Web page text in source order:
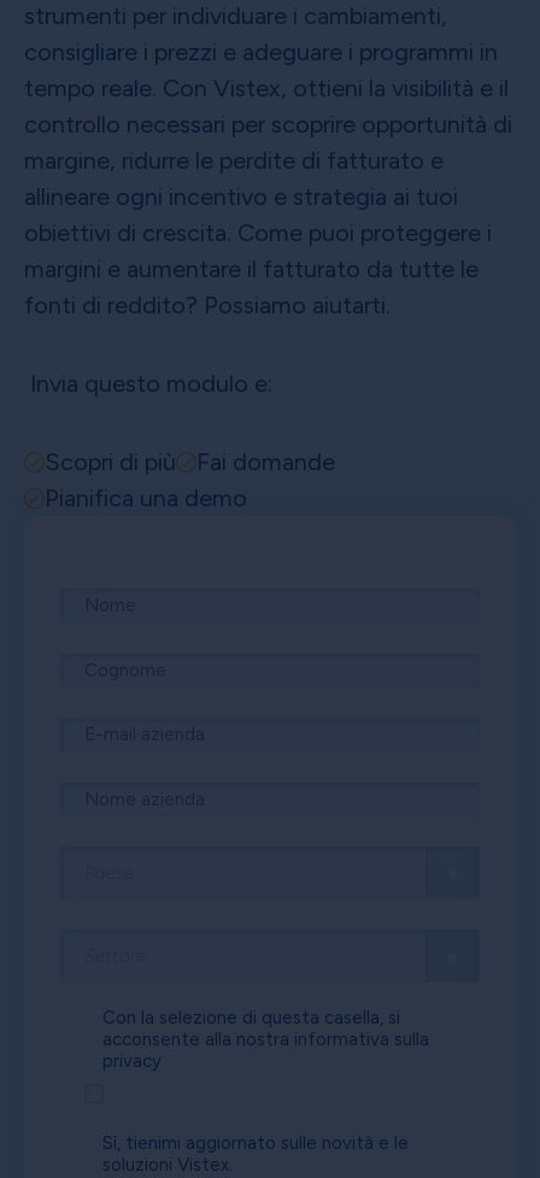
strumenti per individuare i cambiamenti,
consigliare i prezzi e adeguare i programmi in
tempo reale. Con Vistex, ottieni la visibilità e il
controllo necessari per scoprire opportunità di
margine, ridurre le perdite di fatturato e
allineare ogni incentivo e strategia ai tuoi
obiettivi di crescita. Come puoi proteggere i
margini e aumentare il fatturato da tutte le
fonti di reddito? Possiamo aiutarti.
Invia questo modulo e:
Scopri di più
Fai domande
Pianifica una demo
Con la selezione di questa casella, si
acconsente alla nostra informativa sulla
privacy
Sì, tienimi aggiornato sulle novità e le
soluzioni Vistex.